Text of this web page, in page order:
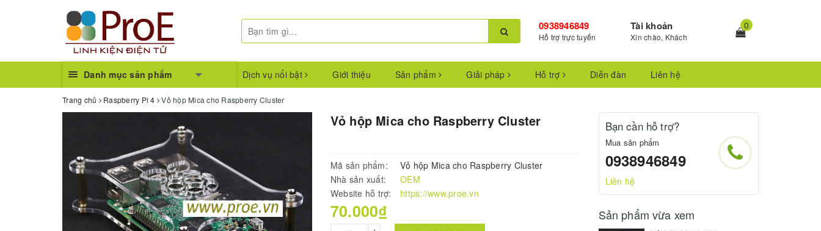
0938946849
Hỗ trợ trực tuyến
Tài khoản
Xin chào, Khách
0
Danh mục sản phẩm Dịch vụ nổi bật Giới thiệu Sản phẩm Giải pháp Hỗ trợ Diễn đàn Liên hệ
Trang chủ Raspberry Pi 4 Vỏ hộp Mica cho Raspberry Cluster
Vỏ hộp Mica cho Raspberry Cluster
Mã sản phẩm:
Vỏ hộp Mica cho Raspberry Cluster
Nhà sản xuất:
OEM
Website hỗ trợ:
https://www.proe.vn
70.000₫
Bạn cần hỗ trợ?
Mua sản phẩm
0938946849
Liên hệ
Sản phẩm vừa xem